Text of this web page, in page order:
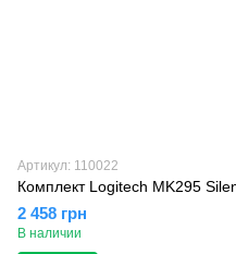
Артикул: 110022
Комплект Logitech MK295
2 458 грн
В наличии